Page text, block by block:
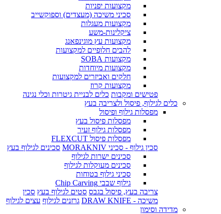
מקצועות יפניות
סכיני משיכה (מעצדים) וספוקשייב
מקצועות מעגלות
ציקלינות-משע
מקצועות עץ מוגינפאנג
להבים חלופיים למקצועות
מקצועות SOBA
מקצועות מיוחדות
חלקים ואביזרים למקצועות
מקצועות קרוז
פטישים ומקבות כלים לבניית גיטרות וכלי נגינה
כלים לגילוף, פיסול ולצריבה בעץ
מפסלות גילוף ופיסול
מפסלות פיסול בעץ
מפסלות גילוף זעיר
מפסלות פיסול FLEXCUT
סכין גילוף - סכיני MORAKNIV
סכינים לגילוף בעץ
סכינים ישרות לגילוף
סכינים מעוקלות לגילוף
סכיני גילוף בטוחות
גילוף שבבי Chip Carving
צריבה בעץ, פיסול בגבס סטים לגילוף בעץ סכין
משיכה - DRAW KNIFE
גרזנים לגילוף עצים לגילוף
מדידה וסימון